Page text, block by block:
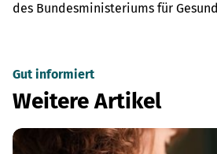
des Bundesministeriums für
Gut informiert
Weitere Artikel